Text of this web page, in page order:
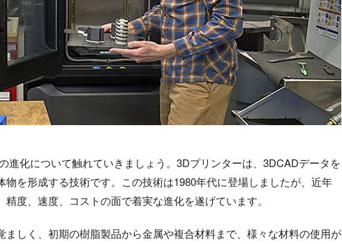
進化について触れていきましょう。3Dプリンターは、3DCADデータを
物を形成する技術です。この技術は1980年代に登場しましたが、近年
度、速度、コストの面で着実な進化を遂げています。
ましく、初期の樹脂製品から金属や複合材料まで、様々な材料の使用が